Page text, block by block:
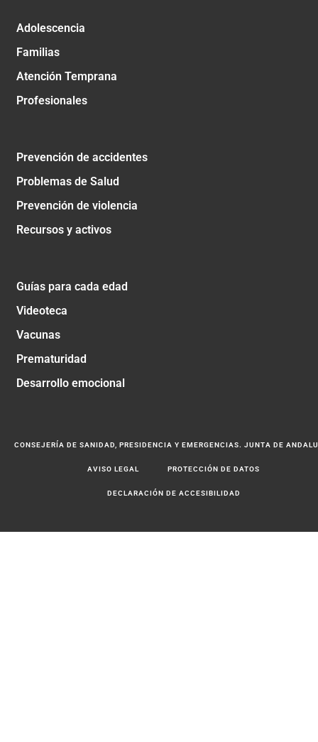
Adolescencia
Familias
Atención Temprana
Profesionales
Prevención de accidentes
Problemas de Salud
Prevención de violencia
Recursos y activos
Guías para cada edad
Videoteca
Vacunas
Prematuridad
Desarrollo emocional
CONSEJERÍA DE SANIDAD, PRESIDENCIA Y EMERGENCIAS. JUNTA DE
AVISO LEGAL PROTECCIÓN DE DATOS
DECLARACIÓN DE ACCESIBILIDAD